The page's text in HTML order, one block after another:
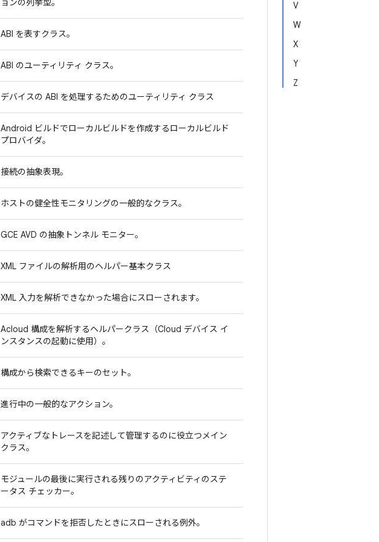
V
W
X
Y
Z
ョンの列挙型。
ABI を表すクラス。
ABI のユーティリティ クラス。
デバイスの ABI を処理するためのユーティリティ クラス
Android ビルドでローカルビルドを作成するローカルビルド
プロバイダ。
接続の抽象表現。
ホストの健全性モニタリングの一般的なクラス。
GCE AVD の抽象トンネル モニター。
XML ファイルの解析用のヘルパー基本クラス
XML 入力を解析できなかった場合にスローされます。
Acloud 構成を解析するヘルパークラス（Cloud デバイス イ
ンスタンスの起動に使用）。
構成から検索できるキーのセット。
進行中の一般的なアクション。
アクティブなトレースを記述して管理するのに役立つメイン
クラス。
モジュールの最後に実行される残りのアクティビティのステ
ータス チェッカー。
adb がコマンドを拒否したときにスローされる例外。